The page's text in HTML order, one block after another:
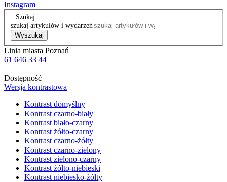
Instagram
Szukaj
szukaj artykułów i wydarzeń
Wyszukaj
Linia miasta Poznań
61 646 33 44
Dostępność
Wersja kontrastowa
Kontrast domyślny
Kontrast czarno-biały
Kontrast biało-czarny
Kontrast żółto-czarny
Kontrast czarno-żółty
Kontrast czarno-zielony
Kontrast zielono-czarny
Kontrast żółto-niebieski
Kontrast niebiesko-żółty